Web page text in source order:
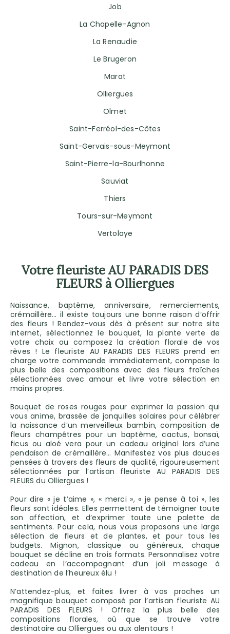
Job
La Chapelle-Agnon
La Renaudie
Le Brugeron
Marat
Olliergues
Olmet
Saint-Ferréol-des-Côtes
Saint-Gervais-sous-Meymont
Saint-Pierre-la-Bourlhonne
Sauviat
Thiers
Tours-sur-Meymont
Vertolaye
Votre fleuriste AU PARADIS DES
FLEURS à Olliergues
Naissance, baptême, anniversaire, remerciements,
crémaillère… il existe toujours une bonne raison d’offrir
des fleurs ! Rendez-vous dès à présent sur notre site
internet, sélectionnez le bouquet, la plante verte de
votre choix ou composez la création florale de vos
rêves ! Le fleuriste AU PARADIS DES FLEURS prend en
charge votre commande immédiatement, compose la
plus belle des compositions avec des fleurs fraîches
sélectionnées avec amour et livre votre sélection en
mains propres.
Bouquet de roses rouges pour exprimer la passion qui
vous anime, brassée de jonquilles solaires pour célébrer
la naissance d’un merveilleux bambin, composition de
fleurs champêtres pour un baptême, cactus, bonsaï,
ficus ou aloé vera pour un cadeau original lors d’une
pendaison de crémaillère… Manifestez vos plus douces
pensées à travers des fleurs de qualité, rigoureusement
sélectionnées par l’artisan fleuriste AU PARADIS DES
FLEURS du Olliergues !
Pour dire « je t’aime », « merci », « je pense à toi », les
fleurs sont idéales. Elles permettent de témoigner toute
son affection, et d’exprimer toute une palette de
sentiments. Pour cela, nous vous proposons une large
sélection de fleurs et de plantes, et pour tous les
budgets. Mignon, classique ou généreux, chaque
bouquet se décline en trois formats. Personnalisez votre
cadeau en l’accompagnant d’un joli message à
destination de l’heureux élu !
N’attendez-plus, et faites livrer à vos proches un
magnifique bouquet composé par l’artisan fleuriste AU
PARADIS DES FLEURS ! Offrez la plus belle des
compositions florales, où que se trouve votre
destinataire au Olliergues ou aux alentours !